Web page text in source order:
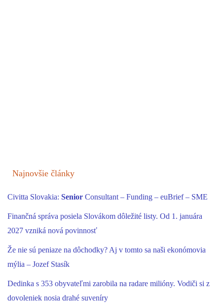
Najnovšie články
Civitta Slovakia: Senior Consultant – Funding – euBrief – SME
Finančná správa posiela Slovákom dôležité listy. Od 1. januára
2027 vzniká nová povinnosť
Že nie sú peniaze na dôchodky? Aj v tomto sa naši ekonómovia
mýlia – Jozef Stasík
Dedinka s 353 obyvateľmi zarobila na radare milióny. Vodiči si z
dovoleniek nosia drahé suveníry